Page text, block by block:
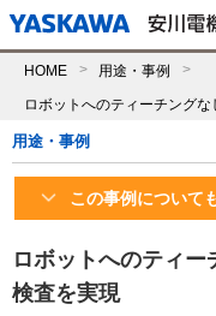
HOME 用途・事例
ロボットへのティーチング
用途・事例
この事例について
ロボットへのティ
検査を実現